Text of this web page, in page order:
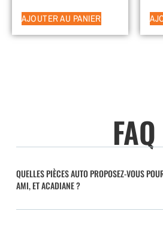
AJOUTER AU PANIER
FAQ
QUELLES PIÈCES AUTO PROPOSEZ-VOUS
AMI, ET ACADIANE ?